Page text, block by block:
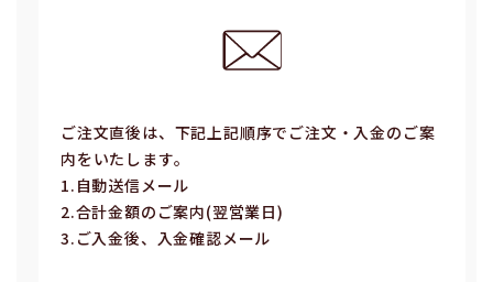
ご注⽂直後は、下記上記順序でご注⽂・⼊⾦のご案
内をいたします。
1.⾃動送信メール
2.合計⾦額のご案内(翌営業⽇)
3.ご⼊⾦後、⼊⾦確認メール